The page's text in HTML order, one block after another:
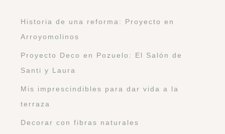
Historia de una reforma: Proyecto en
Arroyomolinos
Proyecto Deco en Pozuelo: El Salón de
Santi y Laura
Mis imprescindibles para dar vida a la
terraza
Decorar con fibras naturales